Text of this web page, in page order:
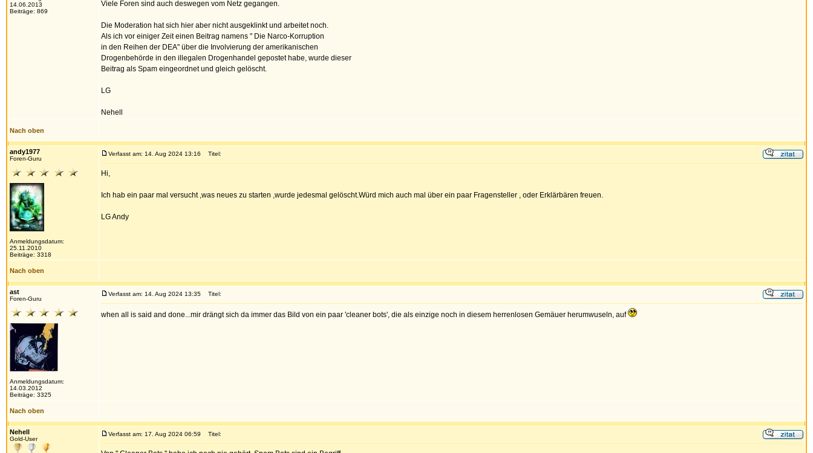
14.06.2013
Beiträge: 869
Viele Foren sind auch deswegen vom Netz gegangen.
Die Moderation hat sich hier aber nicht ausgeklinkt und arbeitet noch.
Als ich vor einiger Zeit einen Beitrag namens " Die Narco-Korruption
in den Reihen der DEA" über die Involvierung der amerikanischen
Drogenbehörde in den illegalen Drogenhandel gepostet habe, wurde dieser
Beitrag als Spam eingeordnet und gleich gelöscht.
LG
Nehell
Nach oben
andy1977
Foren-Guru
Anmeldungsdatum:
25.11.2010
Beiträge: 3318
Verfasst am: 14. Aug 2024 13:16 Titel:
Hi,
Ich hab ein paar mal versucht ,was neues zu starten ,wurde jedesmal gelöscht.Würd mich auch mal über ein paar Fragensteller , oder Erklärbären freuen.
LG Andy
Nach oben
ast
Foren-Guru
Anmeldungsdatum:
14.03.2012
Beiträge: 3325
Verfasst am: 14. Aug 2024 13:35 Titel:
when all is said and done...mir drängt sich da immer das Bild von ein paar 'cleaner bots', die als einzige noch in diesem herrenlosen Gemäuer herumwuseln, auf
Nach oben
Nehell
Gold-User
Verfasst am: 17. Aug 2024 06:59 Titel: